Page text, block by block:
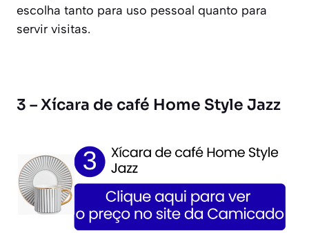
escolha tanto para uso pessoal quanto para
servir visitas.
3 – Xícara de café Home Style Jazz